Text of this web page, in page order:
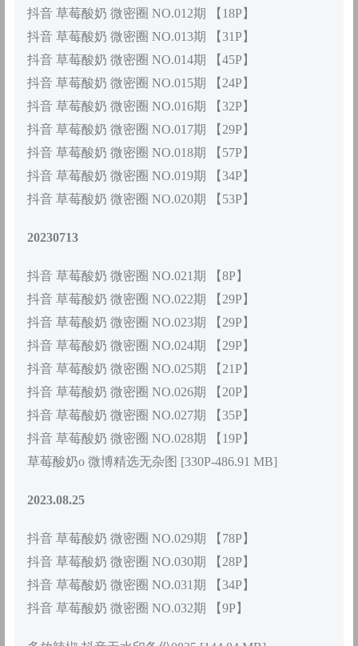
抖音 草莓酸奶 微密圈 NO.012期 【18P】
抖音 草莓酸奶 微密圈 NO.013期 【31P】
抖音 草莓酸奶 微密圈 NO.014期 【45P】
抖音 草莓酸奶 微密圈 NO.015期 【24P】
抖音 草莓酸奶 微密圈 NO.016期 【32P】
抖音 草莓酸奶 微密圈 NO.017期 【29P】
抖音 草莓酸奶 微密圈 NO.018期 【57P】
抖音 草莓酸奶 微密圈 NO.019期 【34P】
抖音 草莓酸奶 微密圈 NO.020期 【53P】
20230713
抖音 草莓酸奶 微密圈 NO.021期 【8P】
抖音 草莓酸奶 微密圈 NO.022期 【29P】
抖音 草莓酸奶 微密圈 NO.023期 【29P】
抖音 草莓酸奶 微密圈 NO.024期 【29P】
抖音 草莓酸奶 微密圈 NO.025期 【21P】
抖音 草莓酸奶 微密圈 NO.026期 【20P】
抖音 草莓酸奶 微密圈 NO.027期 【35P】
抖音 草莓酸奶 微密圈 NO.028期 【19P】
草莓酸奶o 微博精选无杂图 [330P-486.91 MB]
2023.08.25
抖音 草莓酸奶 微密圈 NO.029期 【78P】
抖音 草莓酸奶 微密圈 NO.030期 【28P】
抖音 草莓酸奶 微密圈 NO.031期 【34P】
抖音 草莓酸奶 微密圈 NO.032期 【9P】